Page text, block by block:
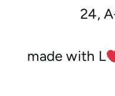
24,
made with L